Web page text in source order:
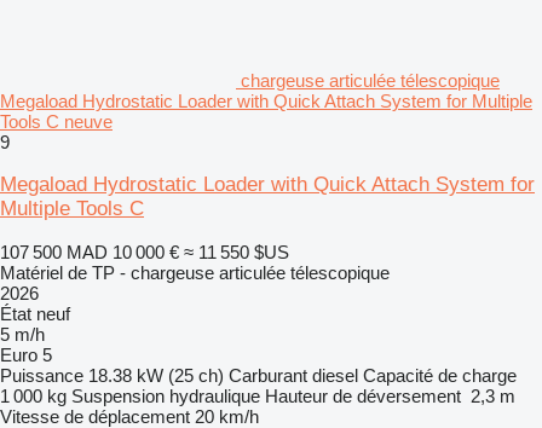
chargeuse articulée télescopique
Megaload Hydrostatic Loader with Quick Attach System for Multiple
Tools C neuve
9
Megaload Hydrostatic Loader with Quick Attach System for
Multiple Tools C
107 500 MAD 10 000 € ≈ 11 550 $US
Matériel de TP - chargeuse articulée télescopique
2026
État neuf
5 m/h
Euro 5
Puissance 18.38 kW (25 ch) Carburant diesel Capacité de charge
1 000 kg Suspension hydraulique Hauteur de déversement 2,3 m
Vitesse de déplacement 20 km/h